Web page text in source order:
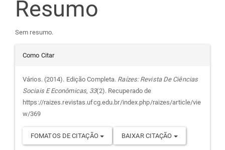
artigo
principal
Resumo
Sem resumo.
Detalhes
do
artigo
Como Citar
Vários. (2014). Edição Completa. Raízes: Revista De Ciências
Sociais E Econômicas, 33(2). Recuperado de
https://raizes.revistas.ufcg.edu.br/index.php/raizes/article/vie
w/369
FOMATOS DE CITAÇÃO BAIXAR CITAÇÃO